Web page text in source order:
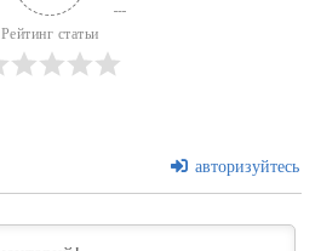
Рейтинг статьи
авторизуйтесь